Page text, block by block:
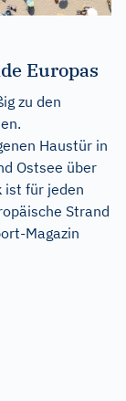
Europas
zu den
Haustür in
Ostsee über
ist für jeden
Strand
Magazin